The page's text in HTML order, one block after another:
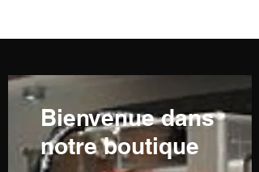
Bienvenue dans
notre boutique